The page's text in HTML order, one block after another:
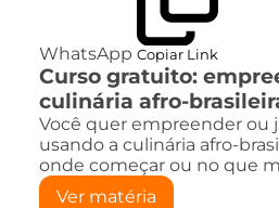
WhatsApp Copiar Link
Curso gratuito:
culinária afro-
Você quer empreender ou
usando a culinária afro-
onde começar ou no que
Ver matéria